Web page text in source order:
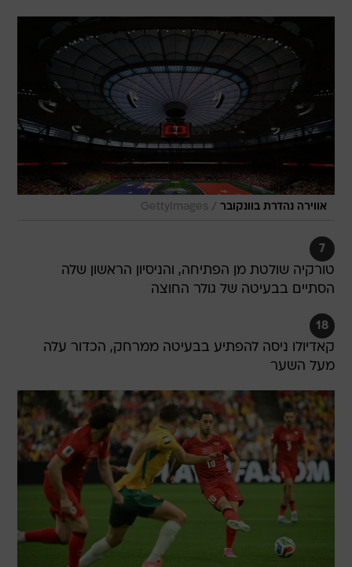
אווירה נהדרת בוונקובר /
GettyImages
7
טורקיה שולטת מן הפתיחה, והניסיון הראשון שלה
הסתיים בבעיטה של גולר החוצה
18
קאדיולו ניסה להפתיע בבעיטה ממרחק, הכדור עלה
מעל השער